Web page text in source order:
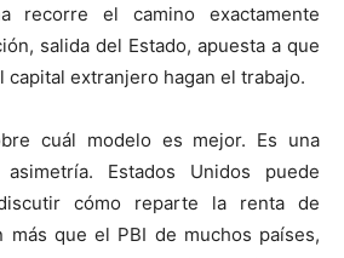
recorre el camino exactamente
salida del Estado, apuesta a que
extranjero hagan el trabajo.
cuál modelo es mejor. Es una
Estados Unidos puede
cómo reparte la renta de
más que el PBI de muchos países,